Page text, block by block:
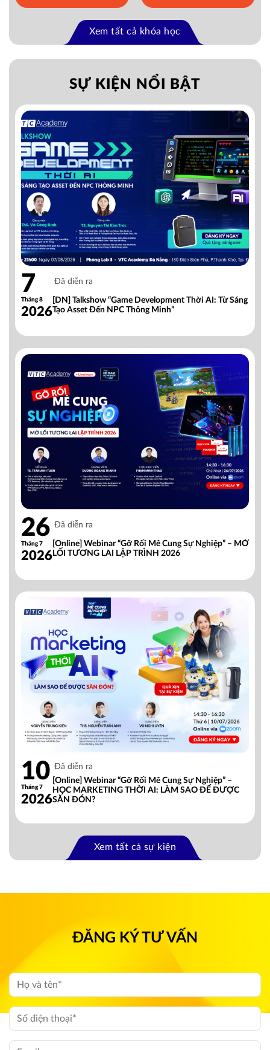
Xem tất cả khóa học
SỰ KIỆN NỔI BẬT
7
Tháng 8
2026
Đã diễn ra
[DN] Talkshow “Game Development Thời AI: Từ Sáng
Tạo Asset Đến NPC Thông Minh”
26
Tháng 7
2026
Đã diễn ra
[Online] Webinar “Gỡ Rối Mê Cung Sự Nghiệp” – MỞ
LỐI TƯƠNG LAI LẬP TRÌNH 2026
10
Tháng 7
2026
Đã diễn ra
[Online] Webinar “Gỡ Rối Mê Cung Sự Nghiệp” –
HỌC MARKETING THỜI AI: LÀM SAO ĐỂ ĐƯỢC
SĂN ĐÓN?
Xem tất cả sự kiện
ĐĂNG KÝ TƯ VẤN